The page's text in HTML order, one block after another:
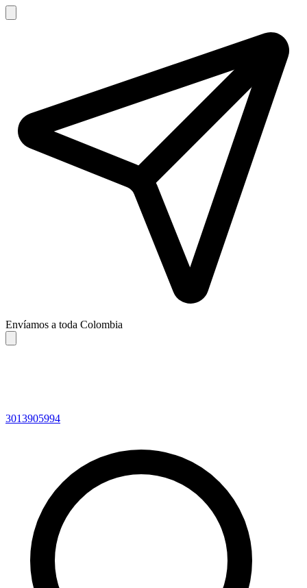
Envíamos a toda Colombia
3013905994